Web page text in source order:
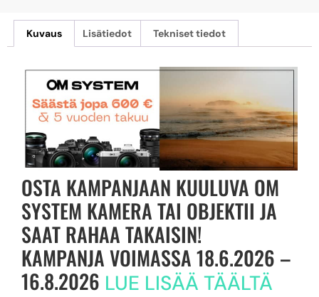
Kuvaus Lisätiedot Tekniset tiedot
OSTA KAMPANJAAN KUULUVA OM
SYSTEM KAMERA TAI OBJEKTII JA
SAAT RAHAA TAKAISIN!
KAMPANJA VOIMASSA 18.6.2026 –
16.8.2026 LUE LISÄÄ TÄÄLTÄ